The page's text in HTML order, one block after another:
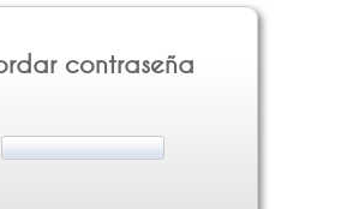
contraseña